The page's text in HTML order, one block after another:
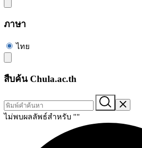
ภาษา
ไทย
สืบค้น Chula.ac.th
ไม่พบผลลัพธ์สำหรับ ""